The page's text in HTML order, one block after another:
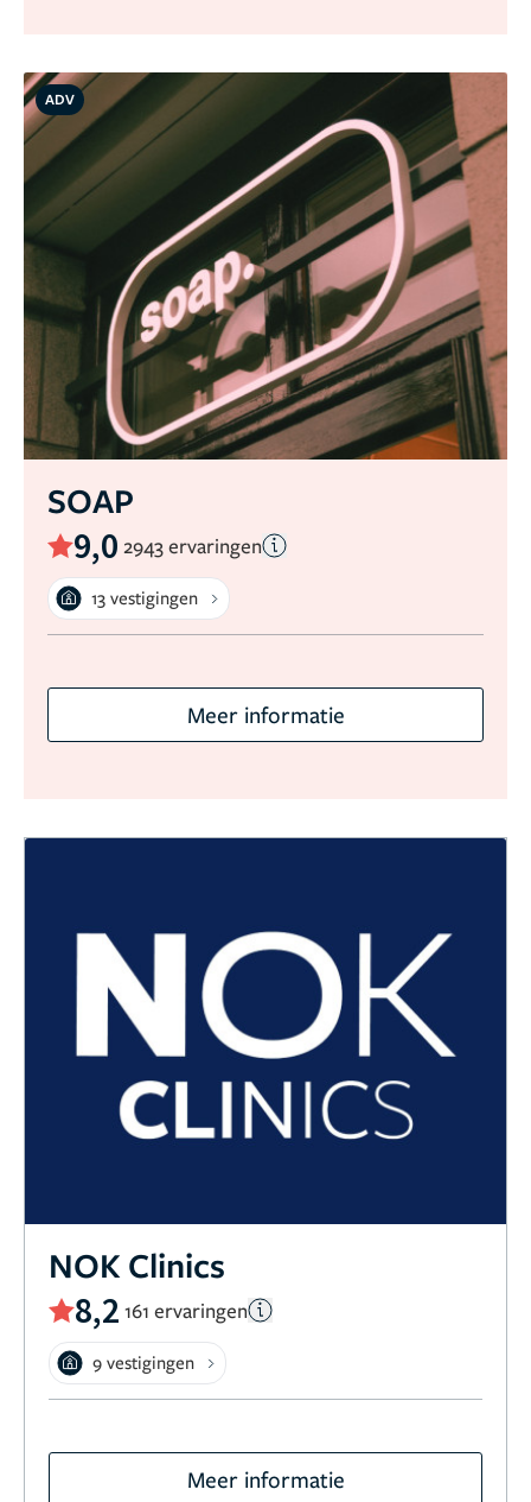
ADV
SOAP
9,0 2943 ervaringen
13 vestigingen
Meer informatie
NOK Clinics
8,2 161 ervaringen
9 vestigingen
Meer informatie